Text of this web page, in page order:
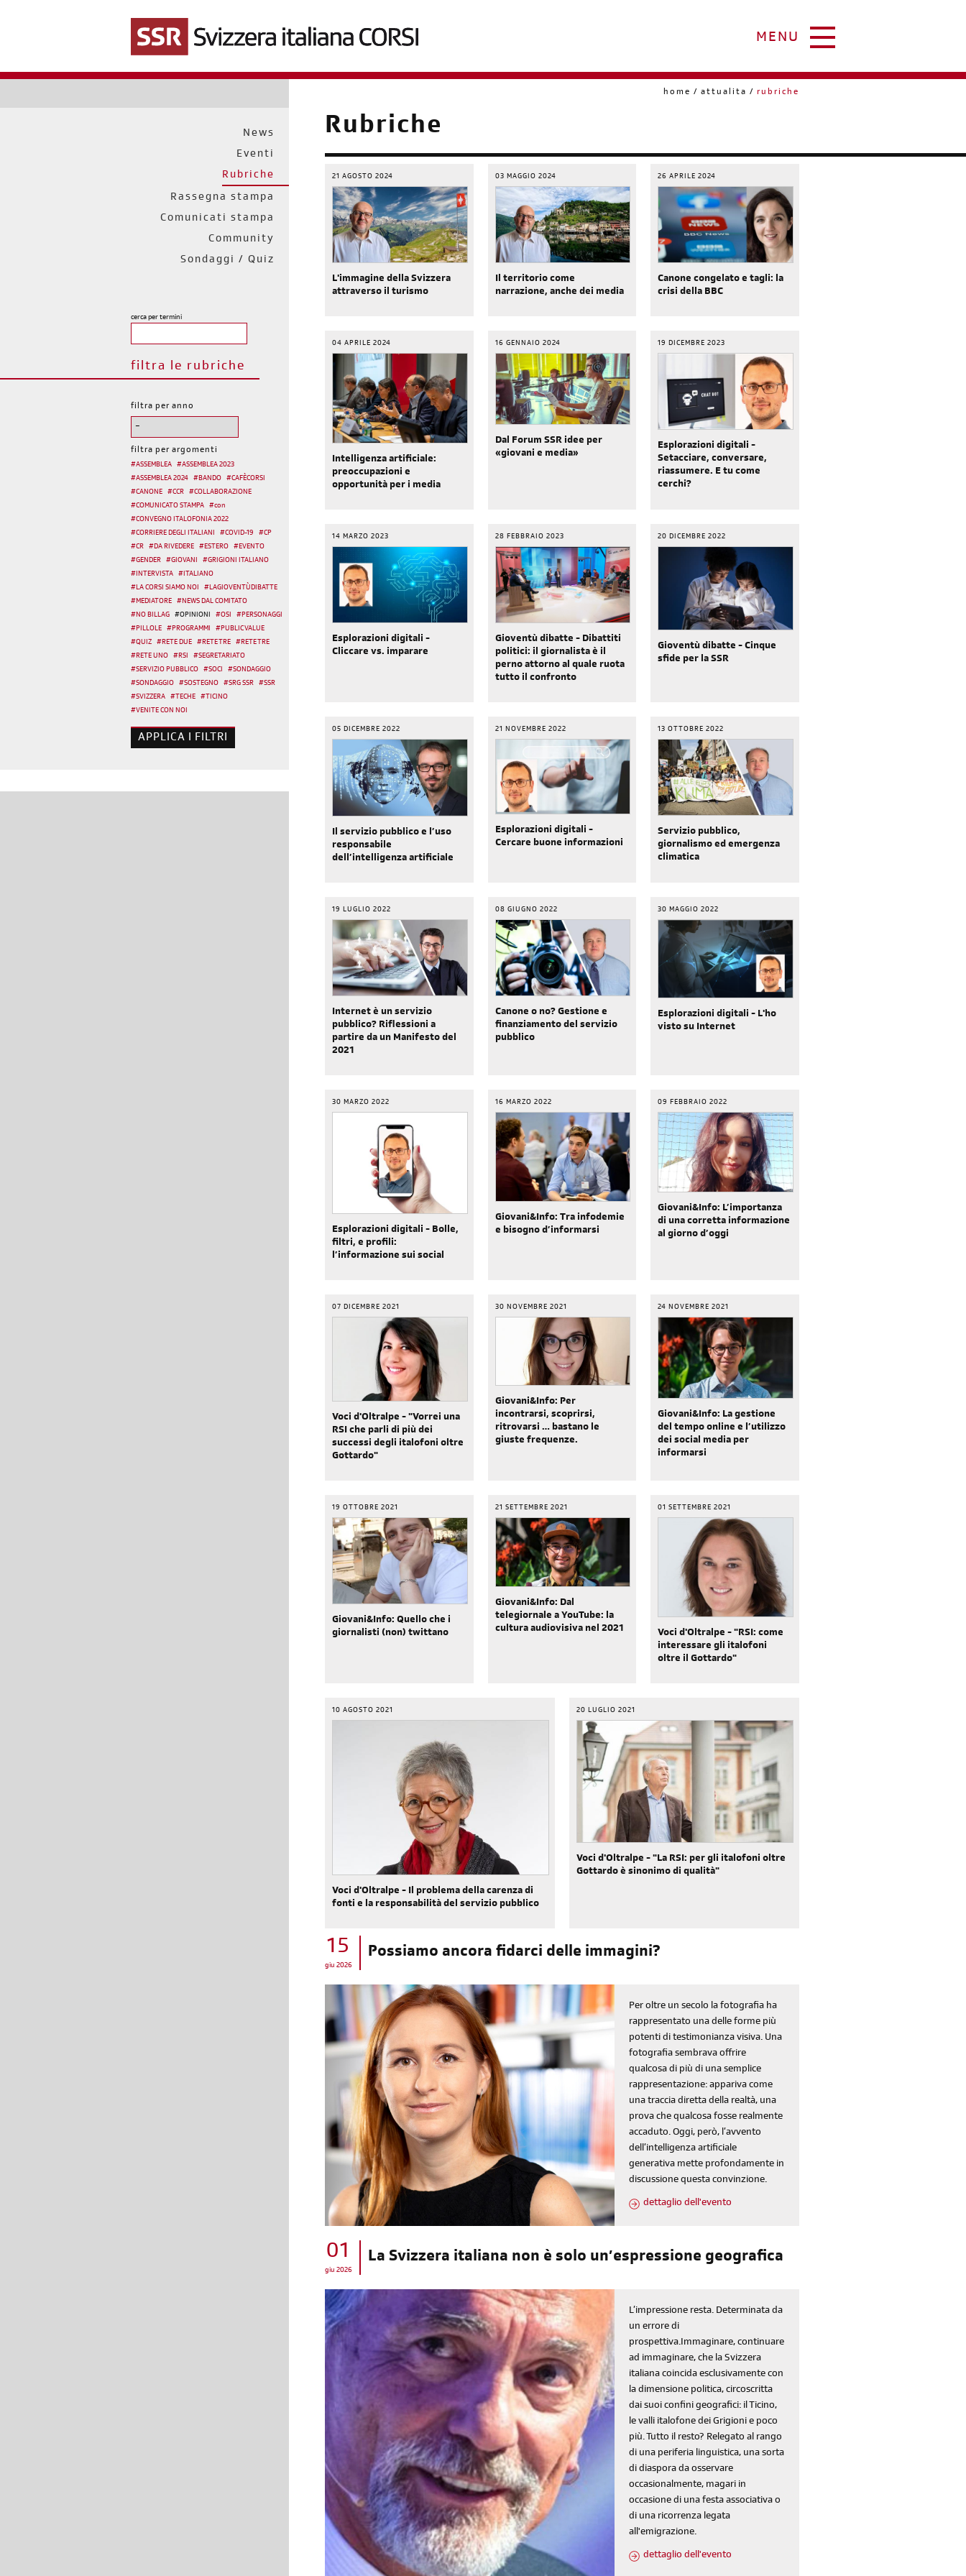
MENU
diventa socia/o
iscriviti subito
iscriviti
alla newsletter
sondaggi
di' la tua
login
area riservata
Reimposta la tua password
News
Eventi
Rubriche
Rassegna stampa
Comunicati stampa
Community
Sondaggi / Quiz
cerca per termini
filtra le rubriche
filtra per anno
filtra per argomenti
#ASSEMBLEA #ASSEMBLEA 2023
#ASSEMBLEA 2024 #BANDO #CAFÈCORSI
#CANONE #CCR #COLLABORAZIONE
#COMUNICATO STAMPA #con
#CONVEGNO ITALOFONIA 2022
#CORRIERE DEGLI ITALIANI #COVID-19 #CP
#CR #DA RIVEDERE #ESTERO #EVENTO
#GENDER #GIOVANI #GRIGIONI ITALIANO
#INTERVISTA #ITALIANO
#LA CORSI SIAMO NOI #LAGIOVENTÙDIBATTE
#MEDIATORE #NEWS DAL COMITATO
#NO BILLAG #OPINIONI #OSI #PERSONAGGI
#PILLOLE #PROGRAMMI #PUBLIC VALUE
#QUIZ #RETE DUE #RETE TRE #RETE TRE
#RETE UNO #RSI #SEGRETARIATO
#SERVIZIO PUBBLICO #SOCI #SONDAGGIO
#SONDAGGIO #SOSTEGNO #SRG SSR #SSR
#SVIZZERA # TECHE # TICINO
#VENITE CON NOI
di
home attualita rubriche
Rubriche
21 AGOSTO 2024
L'immagine della Svizzera
attraverso il turismo
03 MAGGIO 2024
Il territorio come
narrazione, anche dei media
26 APRILE 2024
Canone congelato e tagli: la
crisi della BBC
04 APRILE 2024
Intelligenza artificiale:
preoccupazioni e
opportunità per i media
16 GENNAIO 2024
Dal Forum SSR idee per
«giovani e media»
19 DICEMBRE 2023
Esplorazioni digitali -
Setacciare, conversare,
riassumere. E tu come
cerchi?
14 MARZO 2023
Esplorazioni digitali -
Cliccare vs. imparare
28 FEBBRAIO 2023
Gioventù dibatte - Dibattiti
politici: il giornalista è il
perno attorno al quale ruota
tutto il confronto
20 DICEMBRE 2022
Gioventù dibatte - Cinque
sfide per la SSR
05 DICEMBRE 2022
Il servizio pubblico e l’uso
responsabile
dell’intelligenza artificiale
21 NOVEMBRE 2022
Esplorazioni digitali -
Cercare buone informazioni
13 OTTOBRE 2022
Servizio pubblico,
giornalismo ed emergenza
climatica
19 LUGLIO 2022
Internet è un servizio
pubblico? Riflessioni a
partire da un Manifesto del
2021
08 GIUGNO 2022
Canone o no? Gestione e
finanziamento del servizio
pubblico
30 MAGGIO 2022
Esplorazioni digitali - L'ho
visto su Internet
30 MARZO 2022
Esplorazioni digitali - Bolle,
filtri, e profili:
l’informazione sui social
16 MARZO 2022
Giovani&Info: Tra infodemie
e bisogno d’informarsi
09 FEBBRAIO 2022
Giovani&Info: L’importanza
di una corretta informazione
al giorno d’oggi
07 DICEMBRE 2021
Voci d'Oltralpe - "Vorrei una
RSI che parli di più dei
successi degli italofoni oltre
Gottardo"
30 NOVEMBRE 2021
Giovani&Info: Per
incontrarsi, scoprirsi,
ritrovarsi … bastano le
giuste frequenze.
24 NOVEMBRE 2021
Giovani&Info: La gestione
del tempo online e l’utilizzo
dei social media per
informarsi
19 OTTOBRE 2021
Giovani&Info: Quello che i
giornalisti (non) twittano
21 SETTEMBRE 2021
Giovani&Info: Dal
telegiornale a YouTube: la
cultura audiovisiva nel 2021
01 SETTEMBRE 2021
Voci d'Oltralpe - "RSI: come
interessare gli italofoni
oltre il Gottardo"
10 AGOSTO 2021
Voci d'Oltralpe - Il problema della carenza di
fonti e la responsabilità del servizio pubblico
20 LUGLIO 2021
Voci d'Oltralpe - "La RSI: per gli italofoni oltre
Gottardo è sinonimo di qualità"
15
giu 2026
Possiamo ancora fidarci delle immagini?
Per oltre un secolo la fotografia ha
rappresentato una delle forme più
potenti di testimonianza visiva. Una
fotografia sembrava offrire
qualcosa di più di una semplice
rappresentazione: appariva come
una traccia diretta della realtà, una
prova che qualcosa fosse realmente
accaduto. Oggi, però, l’avvento
dell’intelligenza artificiale
generativa mette profondamente in
discussione questa convinzione.
dettaglio dell'evento
01
giu 2026
La Svizzera italiana non è solo un’espressione geografica
L’impressione resta. Determinata da
un errore di
prospettiva.Immaginare, continuare
ad immaginare, che la Svizzera
italiana coincida esclusivamente con
la dimensione politica, circoscritta
dai suoi confini geografici: il Ticino,
le valli italofone dei Grigioni e poco
più. Tutto il resto? Relegato al rango
di una periferia linguistica, una sorta
di diaspora da osservare
occasionalmente, magari in
occasione di una festa associativa o
di una ricorrenza legata
all'emigrazione.
dettaglio dell'evento